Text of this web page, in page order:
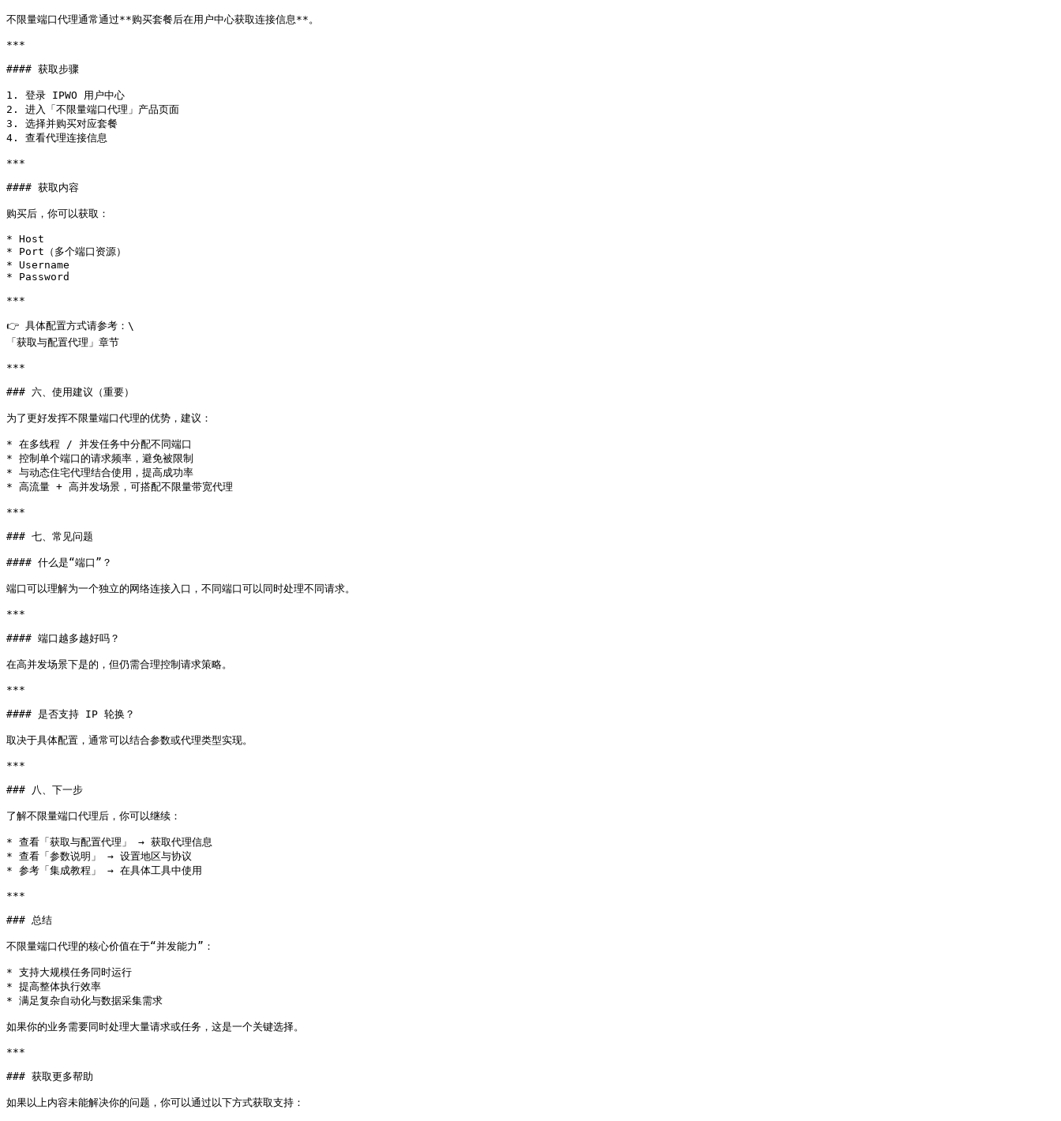
不限量端口代理通常通过**购买套餐后在用户中心获取连接信息**。
***
#### 获取步骤
1. 登录 IPWO 用户中心
2. 进入「不限量端口代理」产品页面
3. 选择并购买对应套餐
4. 查看代理连接信息
***
#### 获取内容
购买后，你可以获取：
* Host
* Port（多个端口资源）
* Username
* Password
***
👉 具体配置方式请参考：\
「获取与配置代理」章节
***
### 六、使用建议（重要）
为了更好发挥不限量端口代理的优势，建议：
* 在多线程 / 并发任务中分配不同端口
* 控制单个端口的请求频率，避免被限制
* 与动态住宅代理结合使用，提高成功率
* 高流量 + 高并发场景，可搭配不限量带宽代理
***
### 七、常见问题
#### 什么是“端口”？
端口可以理解为一个独立的网络连接入口，不同端口可以同时处理不同请求。
***
#### 端口越多越好吗？
在高并发场景下是的，但仍需合理控制请求策略。
***
#### 是否支持 IP 轮换？
取决于具体配置，通常可以结合参数或代理类型实现。
***
### 八、下一步
了解不限量端口代理后，你可以继续：
* 查看「获取与配置代理」 → 获取代理信息
* 查看「参数说明」 → 设置地区与协议
* 参考「集成教程」 → 在具体工具中使用
***
### 总结
不限量端口代理的核心价值在于“并发能力”：
* 支持大规模任务同时运行
* 提高整体执行效率
* 满足复杂自动化与数据采集需求
如果你的业务需要同时处理大量请求或任务，这是一个关键选择。
***
### 获取更多帮助
如果以上内容未能解决你的问题，你可以通过以下方式获取支持：